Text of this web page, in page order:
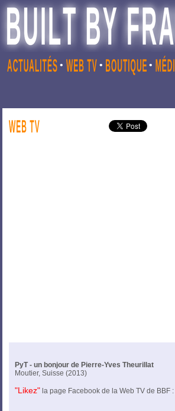
• • •
PyT - un bonjour de Pierre-Yves Theurillat
Moutier, Suisse (2013)
"Likez" la page Facebook de la Web TV de BBF :